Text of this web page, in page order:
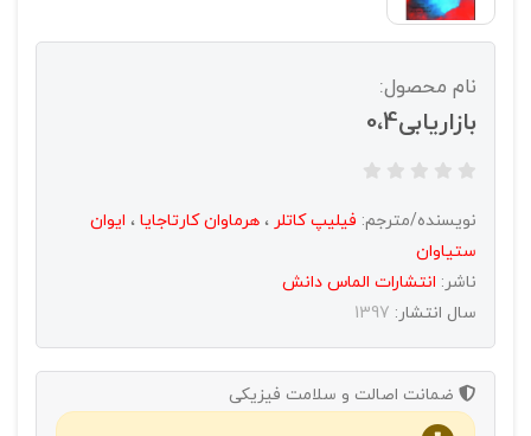
نام محصول:
بازاریابی0،4
نویسنده/مترجم: فیلیپ کاتلر ، هرماوان کارتاجایا ، ایوان
ستیاوان
ناشر: انتشارات الماس دانش
سال انتشار: 1397
ضمانت اصالت و سلامت فیزیکی